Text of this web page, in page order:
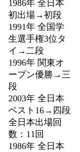
1986年 全日本
初出場→初段
1991年 全国学
生選手権3位タ
イ→二段
1996年 関東オ
ープン優勝→三
段
2003年 全日本
ベスト16→四段
全日本出場回
数：11回
1986年 全日本